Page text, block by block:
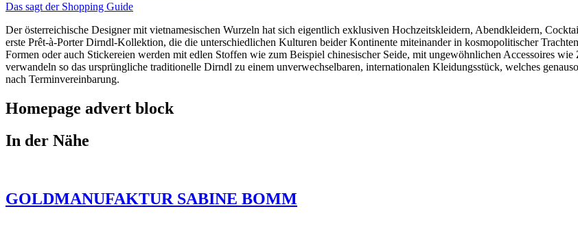
Das sagt der Shopping Guide
Der österreichische Designer mit vietnamesischen Wurzeln hat sich eigentlich exklusiven Hochzeitskleidern, Abendkleidern,
erste Prêt-à-Porter Dirndl-Kollektion, die die unterschiedlichen Kulturen beider Kontinente miteinander in kosmopolitischer
Formen oder auch Stickereien werden mit edlen Stoffen wie zum Beispiel chinesischer Seide, mit ungewöhnlichen Accessoires
verwandeln so das ursprüngliche traditionelle Dirndl zu einem unverwechselbaren, internationalen Kleidungsstück, welches
nach Terminvereinbarung.
Homepage advert block
In der Nähe
GOLDMANUFAKTUR SABINE BOMM